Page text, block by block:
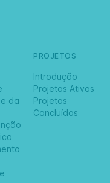
da
PROJETOS
Introdução
Projetos Ativos
Projetos
Concluídos